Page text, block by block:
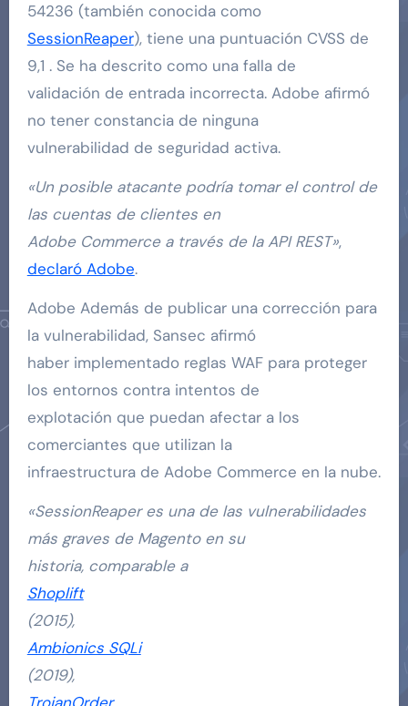
54236 (también conocida como
SessionReaper), tiene una puntuación CVSS de
9,1 . Se ha descrito como una falla de
validación de entrada incorrecta. Adobe afirmó
no tener constancia de ninguna
vulnerabilidad de seguridad activa.
«Un posible atacante podría tomar el control de
las cuentas de clientes en
Adobe Commerce a través de la API REST»,
declaró Adobe.
Adobe Además de publicar una corrección para
la vulnerabilidad, Sansec afirmó
haber implementado reglas WAF para proteger
los entornos contra intentos de
explotación que puedan afectar a los
comerciantes que utilizan la
infraestructura de Adobe Commerce en la nube.
«SessionReaper es una de las vulnerabilidades
más graves de Magento en su
historia, comparable a
Shoplift
(2015),
Ambionics SQLi
(2019),